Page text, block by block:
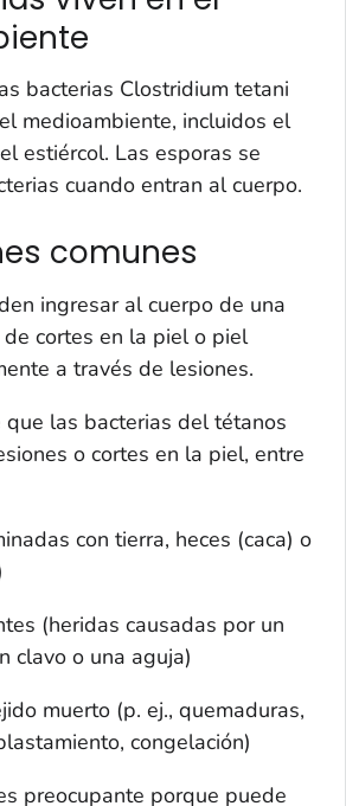
bacterias Clostridium tetani
medioambiente, incluidos el
estiércol. Las esporas se
cuando entran al cuerpo.
comunes
ingresar al cuerpo de una
cortes en la piel o piel
a través de lesiones.
las bacterias del tétanos
o cortes en la piel, entre
con tierra, heces (caca) o
(heridas causadas por un
clavo o una aguja)
muerto (p. ej., quemaduras,
congelación)
preocupante porque puede